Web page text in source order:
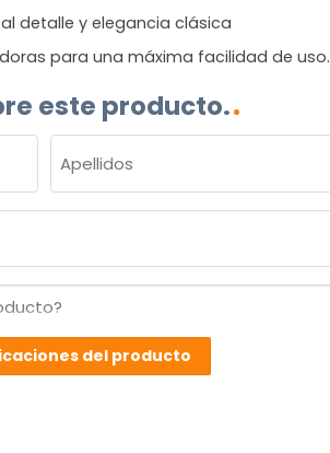
detalle y elegancia clásica
para una máxima facilidad de uso.
este producto.
Apellidos
del producto